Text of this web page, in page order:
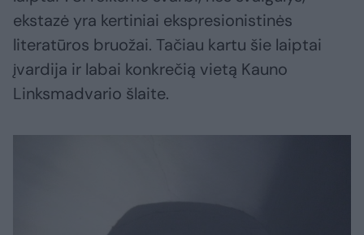
ekstazė yra kertiniai ekspresionistinės
literatūros bruožai. Tačiau kartu šie laiptai
įvardija ir labai konkrečią vietą Kauno
Linksmadvario šlaite.